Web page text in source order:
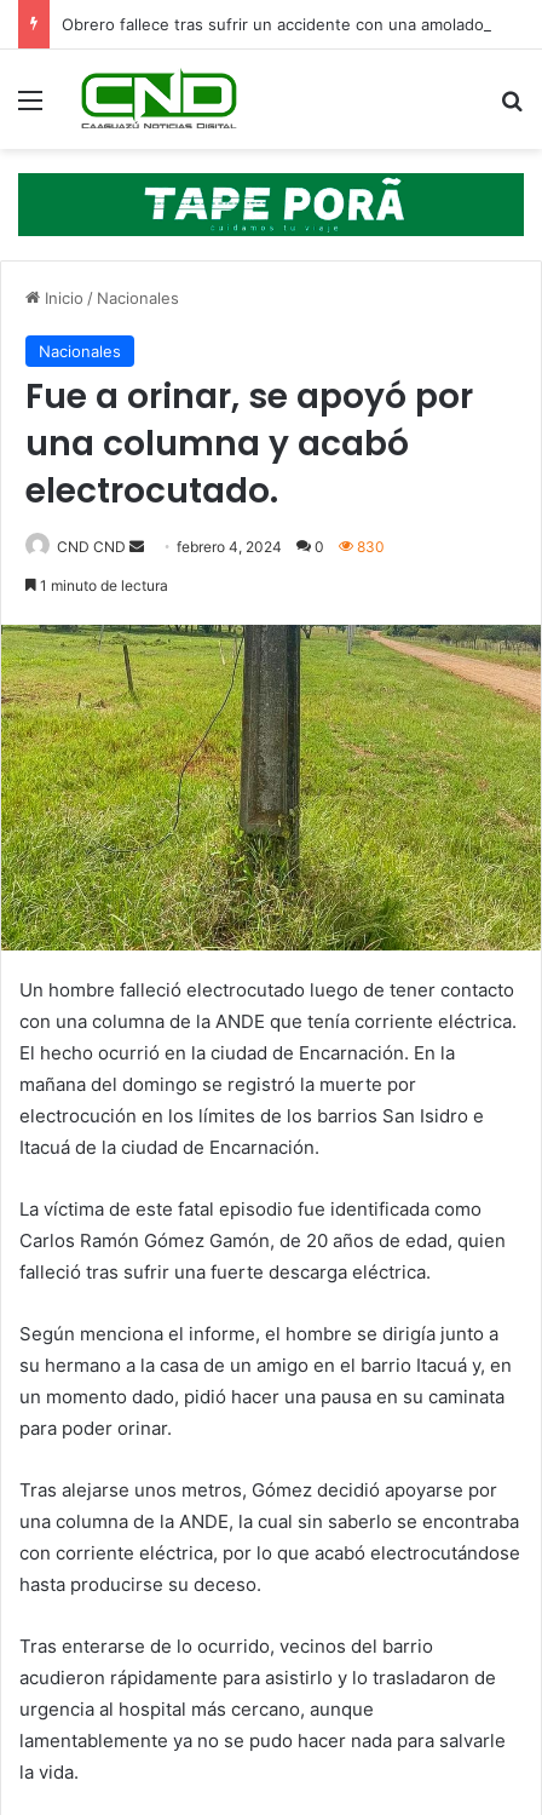
Menú
Inicio / Nacionales
Nacionales
Fue a orinar, se apoyó por
una columna y acabó
electrocutado.
CND CND
Sendfebrero 4, 2024 0 830
1 minuto de lectura
Un hombre falleció electrocutado luego de tener contacto
con una columna de la ANDE que tenía corriente eléctrica.
El hecho ocurrió en la ciudad de Encarnación. En la
mañana del domingo se registró la muerte por
electrocución en los límites de los barrios San Isidro e
Itacuá de la ciudad de Encarnación.
La víctima de este fatal episodio fue identificada como
Carlos Ramón Gómez Gamón, de 20 años de edad, quien
falleció tras sufrir una fuerte descarga eléctrica.
Según menciona el informe, el hombre se dirigía junto a
su hermano a la casa de un amigo en el barrio Itacuá y, en
un momento dado, pidió hacer una pausa en su caminata
para poder orinar.
Tras alejarse unos metros, Gómez decidió apoyarse por
una columna de la ANDE, la cual sin saberlo se encontraba
con corriente eléctrica, por lo que acabó electrocutándose
hasta producirse su deceso.
Tras enterarse de lo ocurrido, vecinos del barrio
acudieron rápidamente para asistirlo y lo trasladaron de
urgencia al hospital más cercano, aunque
lamentablemente ya no se pudo hacer nada para salvarle
la vida.